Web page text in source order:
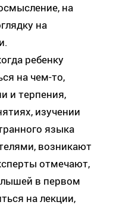
на
на
ребенку
на чем-то,
и терпения,
изучении
языка
возникают
отмечают,
в первом
на лекции,